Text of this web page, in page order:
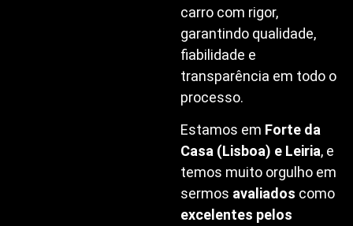
carro com rigor,
garantindo qualidade,
fiabilidade e
transparência em todo o
processo.
Estamos em Forte da
Casa (Lisboa) e Leiria, e
temos muito orgulho em
sermos avaliados como
excelentes pelos